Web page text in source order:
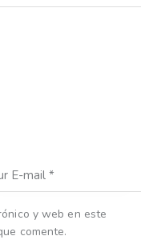
y web en este
comente.